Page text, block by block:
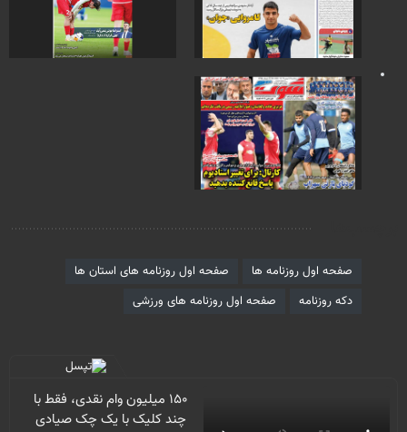
صفحه اول روزنامه ها
صفحه اول روزنامه های استان ها
دکه روزنامه
صفحه اول روزنامه های ورزشی
۱۵۰ میلیون وام نقدی، فقط با
چند کلیک با یک چک صیادی